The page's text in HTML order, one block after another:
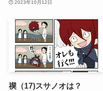
2023年10月12日
禊（17)スサノオは？